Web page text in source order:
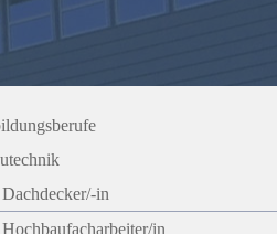
Dachdecker/-in
Hochbaufacharbeiter/in